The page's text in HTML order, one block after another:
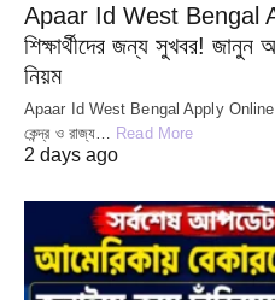
Apaar Id West Bengal
শিক্ষার্থীদের জন্য সুখবর!
নিয়ম
Apaar Id West Bengal Apply Online:
কেন্দ্র ও রাজ্য… Read More
2 days ago